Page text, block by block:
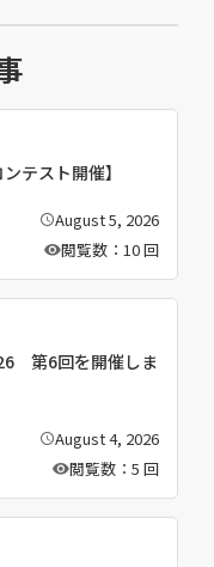
テスト開催】
公
日
August 5, 2026
閲覧数：10 回
第6回を開催しま
公
日
August 4, 2026
閲覧数：5 回